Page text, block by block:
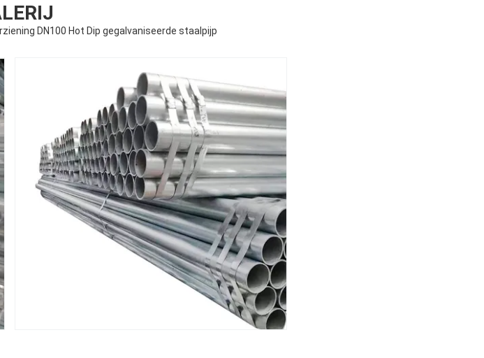
DN100 Hot Dip gegalvaniseerde staalpijp